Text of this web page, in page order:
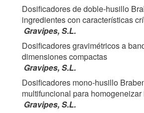
Dosificadores de doble-husillo
ingredientes con características
Gravipes, S.L.
Dosificadores gravimétricos a
dimensiones compactas
Gravipes, S.L.
Dosificadores mono-husillo
multifuncional para
Gravipes, S.L.